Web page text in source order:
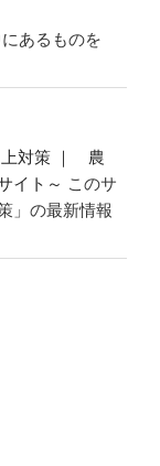
あるものを
上対策 ｜ 農
イト～ このサ
」の最新情報